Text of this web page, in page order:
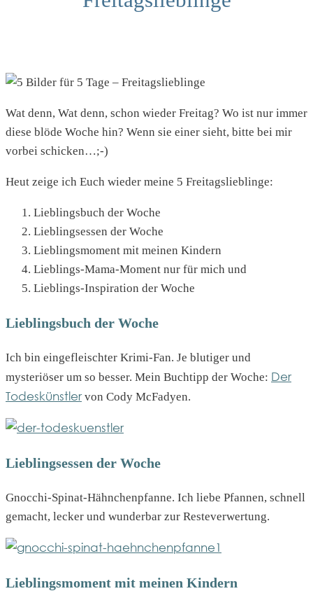
Wat denn, Wat denn, schon wieder Freitag? Wo ist nur immer
diese blöde Woche hin? Wenn sie einer sieht, bitte bei mir
vorbei schicken…;-)
Heut zeige ich Euch wieder meine 5 Freitagslieblinge:
Lieblingsbuch der Woche
Lieblingsessen der Woche
Lieblingsmoment mit meinen Kindern
Lieblings-Mama-Moment nur für mich und
Lieblings-Inspiration der Woche
Lieblingsbuch der Woche
Ich bin eingefleischter Krimi-Fan. Je blutiger und
mysteriöser um so besser. Mein Buchtipp der Woche: Der
Todeskünstlervon Cody McFadyen.
Lieblingsessen der Woche
Gnocchi-Spinat-Hähnchenpfanne. Ich liebe Pfannen, schnell
gemacht, lecker und wunderbar zur Resteverwertung.
Lieblingsmoment mit meinen Kindern